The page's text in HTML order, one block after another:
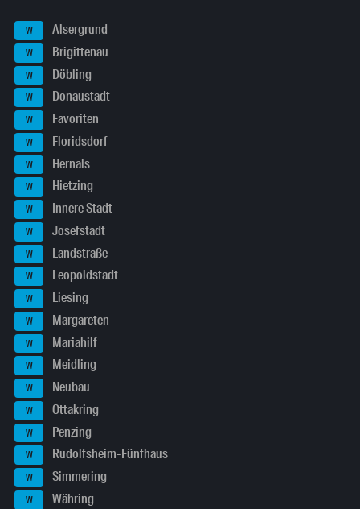
W Alsergrund
W Brigittenau
W Döbling
W Donaustadt
W Favoriten
W Floridsdorf
W Hernals
W Hietzing
W Innere Stadt
W Josefstadt
W Landstraße
W Leopoldstadt
W Liesing
W Margareten
W Mariahilf
W Meidling
W Neubau
W Ottakring
W Penzing
W Rudolfsheim-Fünfhaus
W Simmering
W Währing